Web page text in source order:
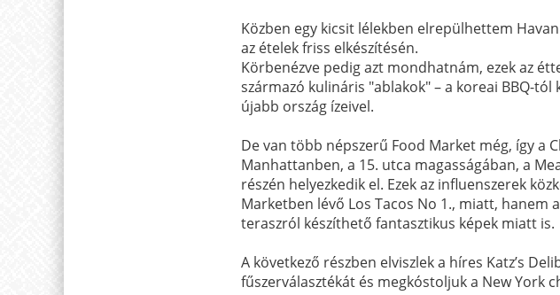
Közben egy kicsit lélekben elrepülhettem
az ételek friss elkészítésén.
Körbenézve pedig azt mondhatnám, ezek az
származó kulináris "ablakok" – a koreai BBQ-
újabb ország ízeivel.
De van több népszerű Food Market még, így a
Manhattanben, a 15. utca magasságában, a
részén helyezkedik el. Ezek az influenszerek
Marketben lévő Los Tacos No 1., miatt, hanem
teraszról készíthető fantasztikus képek miatt is.
A következő részben elviszlek a híres Katz’s
fűszerválasztékát és megkóstoljuk a New York